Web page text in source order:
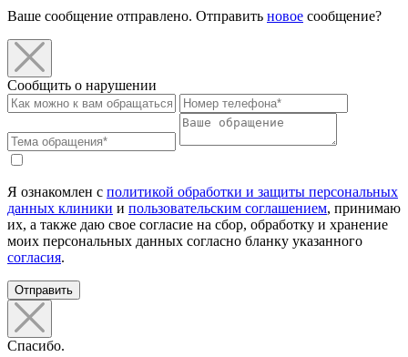
Ваше сообщение отправлено. Отправить новое сообщение?
Сообщить о нарушении
Я ознакомлен с политикой обработки и защиты персональных
данных клиники и пользовательским соглашением, принимаю
их, а также даю свое согласие на сбор, обработку и хранение
моих персональных данных согласно бланку указанного
согласия.
Отправить
Спасибо.